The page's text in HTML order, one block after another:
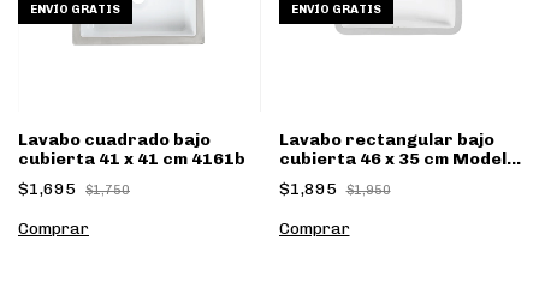
ENVÍO GRATIS
Lavabo cuadrado bajo
cubierta 41 x 41 cm 4161b
$1,695
$1,750
ENVÍO GRATIS
Lavabo rectangular bajo
cubierta 46 x 35 cm Modelo
4185
$1,895 $1,950